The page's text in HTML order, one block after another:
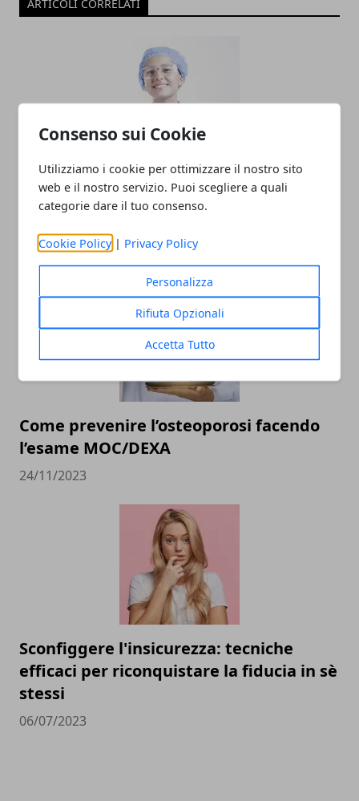
Consenso sui Cookie
Utilizziamo i cookie per ottimizzare il nostro sito
web e il nostro servizio. Puoi scegliere a quali
categorie dare il tuo consenso.
Cookie Policy | Privacy Policy
Personalizza
Rifiuta Opzionali
Accetta Tutto
ARTICOLI CORRELATI
Assistenza Infermieristica Domiciliare:
Guida alla Ricerca e alla Scelta del
26/04/2024
Come prevenire l’osteoporosi facendo
l’esame MOC/DEXA
24/11/2023
Sconfiggere l'insicurezza: tecniche
efficaci per riconquistare la fiducia in sè
stessi
06/07/2023